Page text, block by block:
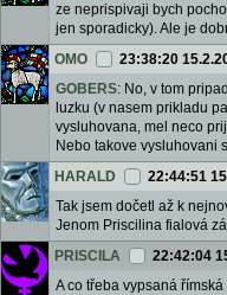
ze neprispivaji bych
jen sporadicky). Ale je
OMO
23:38:20
GOBERS: No, v tom
luzku (v nasem prikladu
vysluhovana, mel neco
Nebo takove vysluhovani
HARALD
22:44:51
Tak jsem dočetl až k
Jenom Priscilina fialová
PRISCILA
22:42:04
A co třeba vypsaná